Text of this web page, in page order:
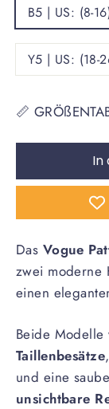
B5 | US: (8-
Y5 | US: (18-
📏
In
Das Vogue
zwei moderne
einen
Beide
Taillenbesätze
und eine
unsichtbare